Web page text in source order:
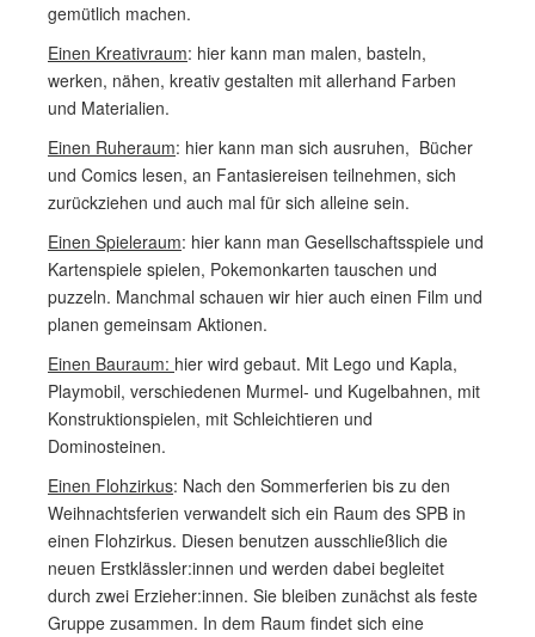
gemütlich machen.
Einen Kreativraum: hier kann man malen, basteln,
werken, nähen, kreativ gestalten mit allerhand Farben
und Materialien.
Einen Ruheraum: hier kann man sich ausruhen, Bücher
und Comics lesen, an Fantasiereisen teilnehmen, sich
zurückziehen und auch mal für sich alleine sein.
Einen Spieleraum: hier kann man Gesellschaftsspiele und
Kartenspiele spielen, Pokemonkarten tauschen und
puzzeln. Manchmal schauen wir hier auch einen Film und
planen gemeinsam Aktionen.
Einen Bauraum: hier wird gebaut. Mit Lego und Kapla,
Playmobil, verschiedenen Murmel- und Kugelbahnen, mit
Konstruktionspielen, mit Schleichtieren und
Dominosteinen.
Einen Flohzirkus: Nach den Sommerferien bis zu den
Weihnachtsferien verwandelt sich ein Raum des SPB in
einen Flohzirkus. Diesen benutzen ausschließlich die
neuen Erstklässler:innen und werden dabei begleitet
durch zwei Erzieher:innen. Sie bleiben zunächst als feste
Gruppe zusammen. In dem Raum findet sich eine